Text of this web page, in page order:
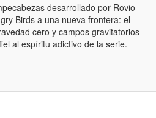
desarrollado por Rovio
Birds a una nueva frontera: el
cero y campos gravitatorios
al espíritu adictivo de la serie.